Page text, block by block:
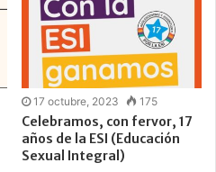
17 octubre, 2023 175
Celebramos, con fervor, 17
años de la ESI (Educación
Sexual Integral)